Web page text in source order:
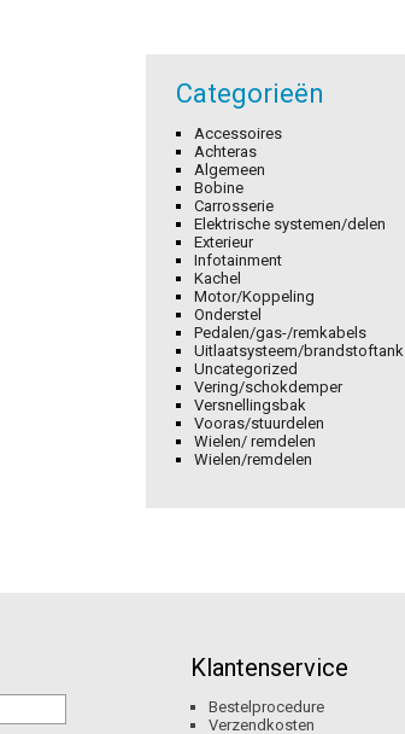
Categorieën
Accessoires
Achteras
Algemeen
Bobine
Carrosserie
Elektrische systemen/delen
Exterieur
Infotainment
Kachel
Motor/Koppeling
Onderstel
Pedalen/gas-/remkabels
Uitlaatsysteem/brandstoftank
Uncategorized
Vering/schokdemper
Versnellingsbak
Vooras/stuurdelen
Wielen/ remdelen
Wielen/remdelen
Klantenservice
Bestelprocedure
Verzendkosten